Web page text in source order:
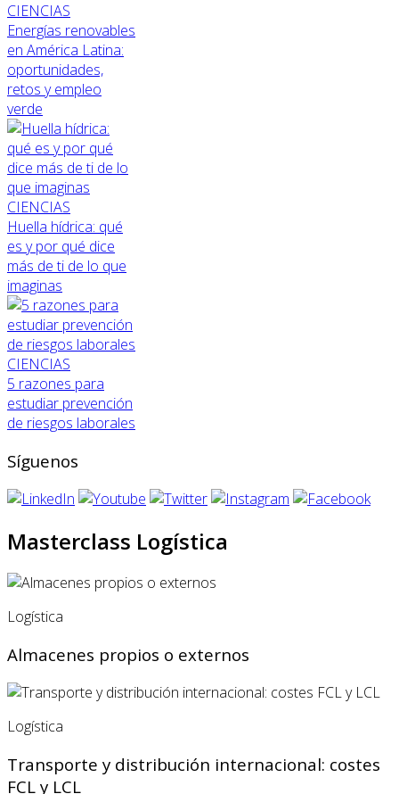
CIENCIAS
Energías renovables
en América Latina:
oportunidades,
retos y empleo
verde
CIENCIAS
Huella hídrica: qué
es y por qué dice
más de ti de lo que
imaginas
CIENCIAS
5 razones para
estudiar prevención
de riesgos laborales
Síguenos
Masterclass Logística
Logística
Almacenes propios o externos
Logística
Transporte y distribución internacional: costes
FCL y LCL